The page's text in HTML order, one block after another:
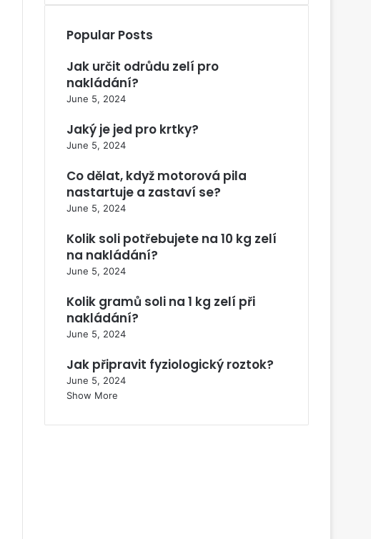
Popular Posts
Jak určit odrůdu zelí pro
nakládání?
June 5, 2024
Jaký je jed pro krtky?
June 5, 2024
Co dělat, když motorová pila
nastartuje a zastaví se?
June 5, 2024
Kolik soli potřebujete na 10 kg zelí
na nakládání?
June 5, 2024
Kolik gramů soli na 1 kg zelí při
nakládání?
June 5, 2024
Jak připravit fyziologický roztok?
June 5, 2024
Show More